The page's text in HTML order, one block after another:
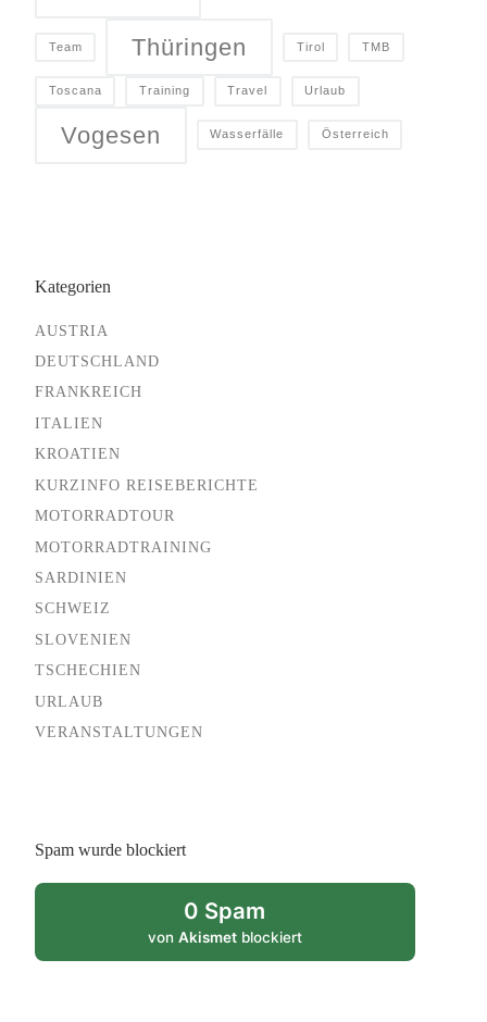
Team Thüringen Tirol TMB
Toscana Training Travel Urlaub
Vogesen Wasserfälle Österreich
Kategorien
AUSTRIA
DEUTSCHLAND
FRANKREICH
ITALIEN
KROATIEN
KURZINFO REISEBERICHTE
MOTORRADTOUR
MOTORRADTRAINING
SARDINIEN
SCHWEIZ
SLOVENIEN
TSCHECHIEN
URLAUB
VERANSTALTUNGEN
Spam wurde blockiert
0 Spam
von Akismetblockiert